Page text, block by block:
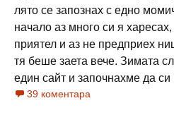
лято се запознах с едно
начало аз много си я
приятел и аз не предприех
тя беше заета вече. Зимата
един сайт и започнахме да
39 коментара